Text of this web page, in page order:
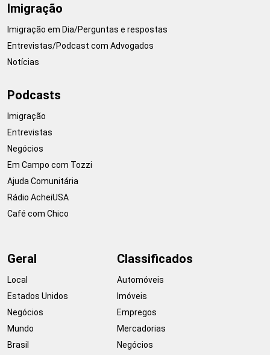
Imigração
Imigração em Dia/Perguntas e respostas
Entrevistas/Podcast com Advogados
Notícias
Podcasts
Imigração
Entrevistas
Negócios
Em Campo com Tozzi
Ajuda Comunitária
Rádio AcheiUSA
Café com Chico
Geral
Local
Estados Unidos
Negócios
Mundo
Brasil
Classificados
Automóveis
Imóveis
Empregos
Mercadorias
Negócios